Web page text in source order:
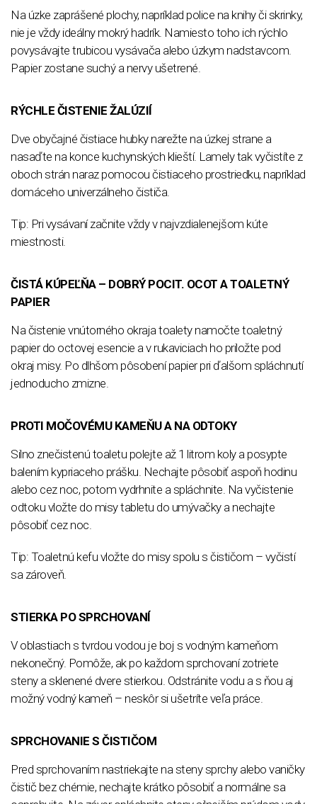
Na úzke zaprášené plochy, napríklad police na knihy či skrinky,
nie je vždy ideálny mokrý hadrík. Namiesto toho ich rýchlo
povysávajte trubicou vysávača alebo úzkym nadstavcom.
Papier zostane suchý a nervy ušetrené.
RÝCHLE ČISTENIE ŽALÚZIÍ
Dve obyčajné čistiace hubky narežte na úzkej strane a
nasaďte na konce kuchynských klieští. Lamely tak vyčistíte z
oboch strán naraz pomocou čistiaceho prostriedku, napríklad
domáceho univerzálneho čističa.
Tip: Pri vysávaní začnite vždy v najvzdialenejšom kúte
miestnosti.
ČISTÁ KÚPEĽŇA – DOBRÝ POCIT. OCOT A TOALETNÝ
PAPIER
Na čistenie vnútorného okraja toalety namočte toaletný
papier do octovej esencie a v rukaviciach ho priložte pod
okraj misy. Po dlhšom pôsobení papier pri ďalšom spláchnutí
jednoducho zmizne.
PROTI MOČOVÉMU KAMEŇU A NA ODTOKY
Silno znečistenú toaletu polejte až 1 litrom koly a posypte
balením kypriaceho prášku. Nechajte pôsobiť aspoň hodinu
alebo cez noc, potom vydrhnite a spláchnite. Na vyčistenie
odtoku vložte do misy tabletu do umývačky a nechajte
pôsobiť cez noc.
Tip: Toaletnú kefu vložte do misy spolu s čističom – vyčistí
sa zároveň.
STIERKA PO SPRCHOVANÍ
V oblastiach s tvrdou vodou je boj s vodným kameňom
nekonečný. Pomôže, ak po každom sprchovaní zotriete
steny a sklenené dvere stierkou. Odstránite vodu a s ňou aj
možný vodný kameň – neskôr si ušetríte veľa práce.
SPRCHOVANIE S ČISTIČOM
Pred sprchovaním nastriekajte na steny sprchy alebo vaničky
čistič bez chémie, nechajte krátko pôsobiť a normálne sa